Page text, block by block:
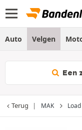
Auto Velgen
Een
Terug MAK